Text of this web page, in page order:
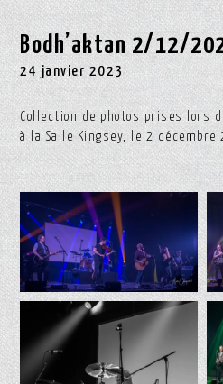
Bodh’aktan 2/12/
24 janvier 2023
Collection de photos prises lors
à la Salle Kingsey, le 2 décembre